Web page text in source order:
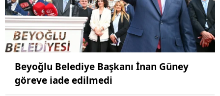
Beyoğlu Belediye Başkanı İnan Güney
göreve iade edilmedi